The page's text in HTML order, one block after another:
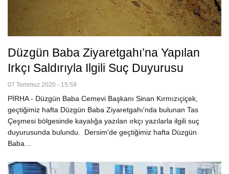
Düzgün Baba Ziyaretgahı’na Yapılan
Irkçı Saldırıyla Ilgili Suç Duyurusu
07 Temmuz 2020 - 15:59
PİRHA - Düzgün Baba Cemevi Başkanı Sinan Kırmızıçiçek,
geçtiğimiz hafta Düzgün Baba Ziyaretgahı'nda bulunan Tas
Çeşmesi bölgesinde kayalığa yazılan ırkçı yazılarla ilgili suç
duyurusunda bulundu. Dersim'de geçtiğimiz hafta Düzgün
Baba…